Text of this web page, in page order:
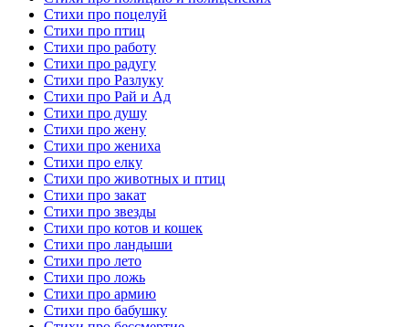
Стихи про поцелуй
Стихи про птиц
Стихи про работу
Стихи про радугу
Стихи про Разлуку
Стихи про Рай и Ад
Стихи про душу
Стихи про жену
Стихи про жениха
Стихи про елку
Стихи про животных и птиц
Стихи про закат
Стихи про звезды
Стихи про котов и кошек
Стихи про ландыши
Стихи про лето
Стихи про ложь
Стихи про армию
Стихи про бабушку